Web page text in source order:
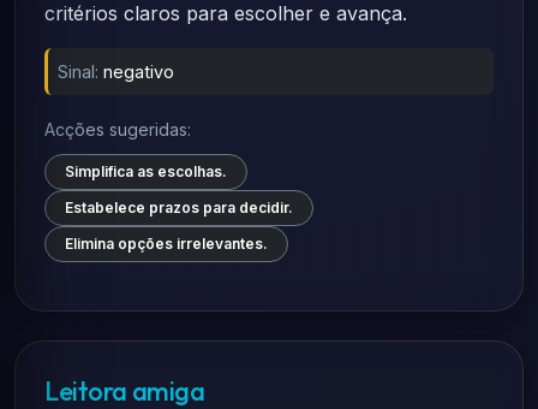
critérios claros para escolher e avança.
Sinal: negativo
Acções sugeridas:
Simplifica as escolhas.
Estabelece prazos para decidir.
Elimina opções irrelevantes.
Leitora amiga